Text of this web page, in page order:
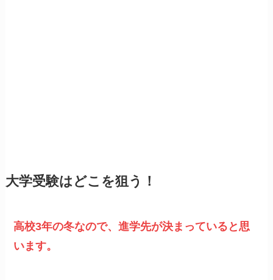
大学受験はどこを狙う！
高校3年の冬なので、進学先が決まっていると思
います。